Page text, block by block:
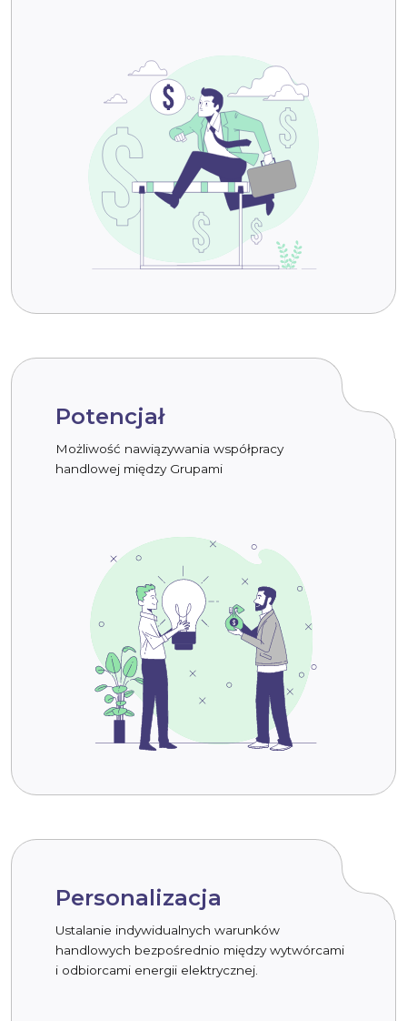
Potencjał
Możliwość nawiązywania współpracy
handlowej między Grupami
Personalizacja
Ustalanie indywidualnych warunków
handlowych bezpośrednio między wytwórcami
i odbiorcami energii elektrycznej.